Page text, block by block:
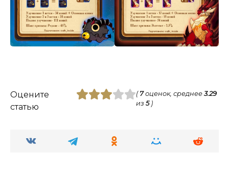
Оцените
статью
( 7оценок, среднее3.29
из5)